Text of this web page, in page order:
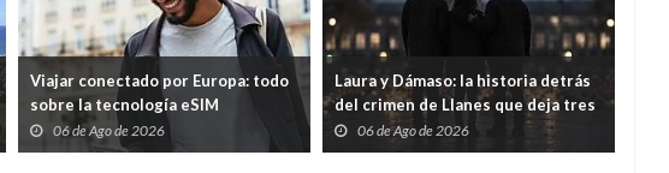
Viajar conectado por Europa: todo
sobre la tecnología eSIM
06 de Ago de 2026
Laura y Dámaso: la historia detrás
del crimen de Llanes que deja tres
hijos huérfanos
06 de Ago de 2026